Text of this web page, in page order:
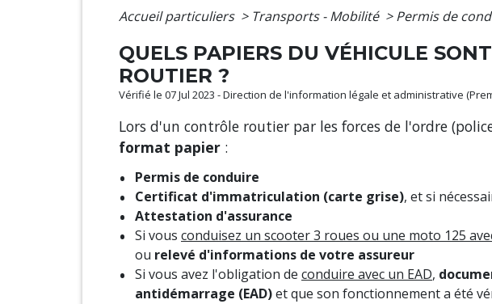
Accueil particuliers > Transports - Mobilité > Permis de
QUELS PAPIERS DU VÉHICULE
ROUTIER ?
Vérifié le 07 Jul 2023 - Direction de l'information légale et administrative
Lors d'un contrôle routier par les forces de l'ordre
format papier :
Permis de conduire
Certificat d'immatriculation (carte grise), et si
Attestation d'assurance
Si vous conduisez un scooter 3 roues ou une moto 125
ou relevé d'informations de votre assureur
Si vous avez l'obligation de conduire avec un EAD,
antidémarrage (EAD)et que son fonctionnement a été